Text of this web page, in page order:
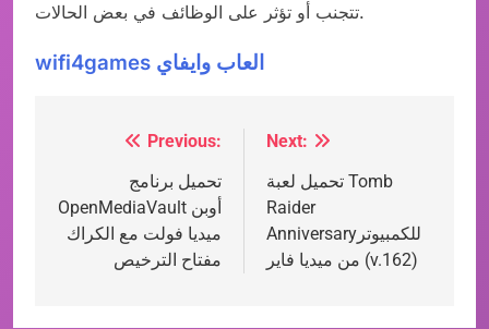
تتجنب أو تؤثر على الوظائف في بعض الحالات.
wifi4games العاب وايفاي
navigation
Previous:
تحميل برنامج
OpenMediaVault أوبن
ميديا ​​فولت مع الكراك
مفتاح الترخيص
Next:
تحميل لعبة Tomb
Raider
Anniversaryللكمبيوتر
من ميديا فاير (v.162)